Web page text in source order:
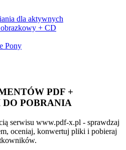
dla aktywnych
+ CD
Pony
PDF +
POBRANIA
serwisu www.pdf-x.pl - sprawdzaj
oceniaj, konwertuj pliki i pobieraj